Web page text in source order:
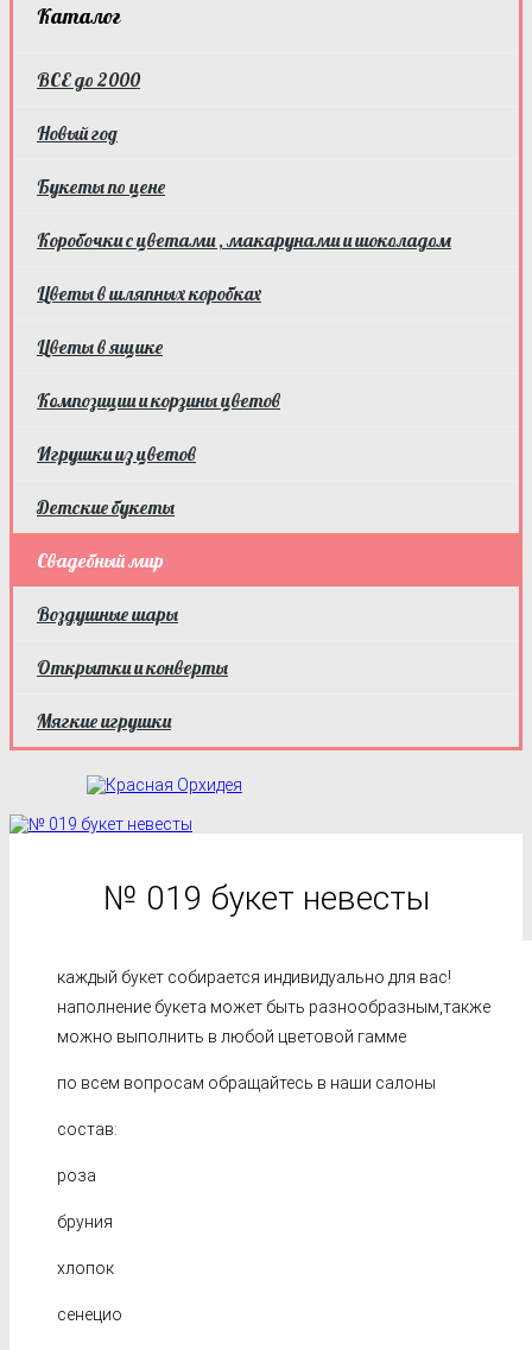
Каталог
ВСЕ до 2000
Новый год
Букеты по цене
Коробочки с цветами , макарунами и шоколадом
Цветы в шляпных коробках
Цветы в ящике
Композиции и корзины цветов
Игрушки из цветов
Детские букеты
Свадебный мир
Воздушные шары
Открытки и конверты
Мягкие игрушки
№ 019 букет невесты
каждый букет собирается индивидуально для вас!
наполнение букета может быть разнообразным,также
можно выполнить в любой цветовой гамме
по всем вопросам обращайтесь в наши салоны
состав:
роза
бруния
хлопок
сенецио